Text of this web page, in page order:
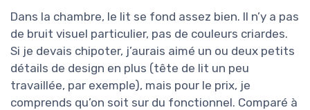
Dans la chambre, le lit se fond assez bien. Il n’y a pas
de bruit visuel particulier, pas de couleurs criardes.
Si je devais chipoter, j’aurais aimé un ou deux petits
détails de design en plus (tête de lit un peu
travaillée, par exemple), mais pour le prix, je
comprends qu’on soit sur du fonctionnel. Comparé à